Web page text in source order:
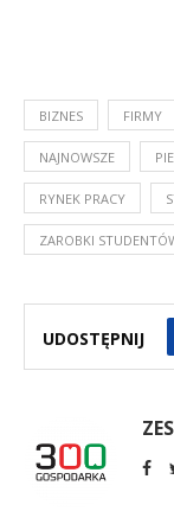
BIZNES FIRMY
NAJNOWSZE
RYNEK PRACY
ZAROBKI
UDOSTĘPNIJ